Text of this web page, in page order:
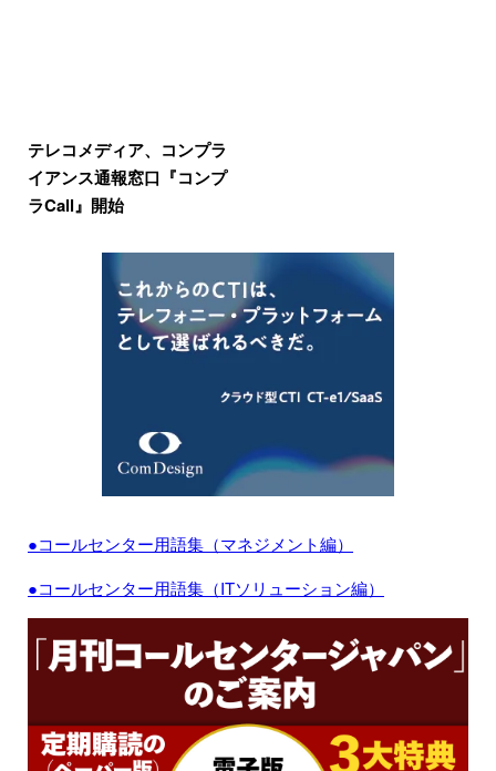
テレコメディア、コンプラ
イアンス通報窓口『コンプ
ラCall』開始
●コールセンター用語集（マネジメント編）
●コールセンター用語集（ITソリューション編）